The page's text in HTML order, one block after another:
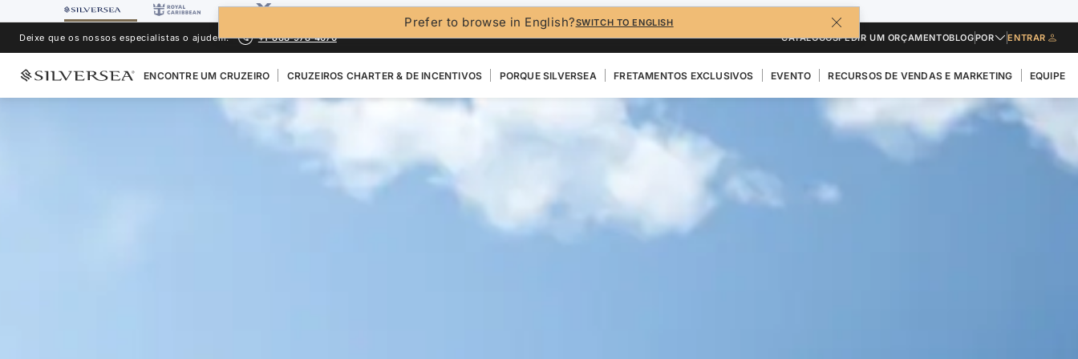
Prefer to browse in English?SWITCH TO ENGLISH
Deixe que os nossos especialistas o ajudem.
+1-888-978-4070 CATÁLOGOSPEDIR UM ORÇAMENTOBLOGPOR ENTRAR
ENCONTRE UM CRUZEIRO CRUZEIROS CHARTER & DE INCENTIVOS PORQUE SILVERSEA FRETAMENTOS EXCLUSIVOS EVENTO RECURSOS DE VENDAS E MARKETING EQUIPE